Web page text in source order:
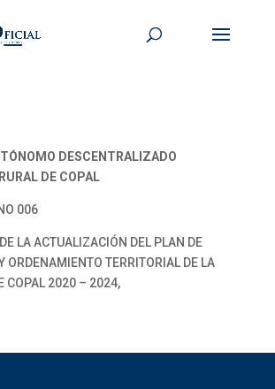
DESCENTRALIZADO
DE COPAL
006
LA ACTUALIZACIÓN DEL PLAN DE
ORDENAMIENTO TERRITORIAL DE LA
COPAL 2020 – 2024,